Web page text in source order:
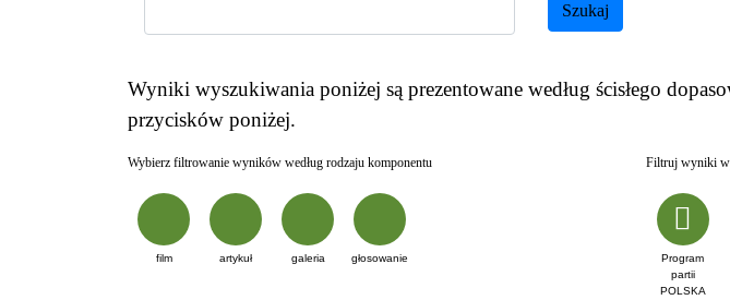
Szukaj
Wyniki wyszukiwania poniżej są prezentowane według ścisłego
przycisków poniżej.
Wybierz filtrowanie wyników według rodzaju komponentu
film artykuł galeria głosowanie
Filtruj wyniki
Program
partii
POLSKA